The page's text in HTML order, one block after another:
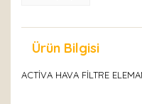
Ürün Bilgisi
ACTİVA HAVA FİLTRE